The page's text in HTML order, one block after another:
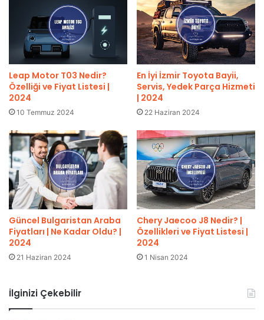
Leap Motor T03 Nedir?
Özelliği ve Fiyat Listesi |
2024
10 Temmuz 2024
En İyi İzmir Toyota Bayii,
Servis, Yedek Parça Hizmeti
| 2024
22 Haziran 2024
Güncel Bulgaristan Araba
Fiyatları | Ne Kadar Oldu? |
2024
21 Haziran 2024
Chery Jaecoo J8 Nedir? |
Özellikleri ve Fiyat Listesi |
2024
1 Nisan 2024
İlginizi Çekebilir